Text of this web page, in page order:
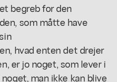
begreb for den
som måtte have
hvad enten det drejer
er jo noget, som lever i
man ikke kan blive